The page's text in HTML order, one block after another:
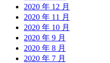
2020 年 12 月
2020 年 11 月
2020 年 10 月
2020 年 9 月
2020 年 8 月
2020 年 7 月